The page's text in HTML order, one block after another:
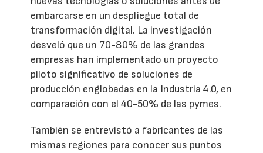
embarcarse en un despliegue total de
transformación digital. La investigación
desveló que un 70-80% de las grandes
empresas han implementado un proyecto
piloto significativo de soluciones de
producción englobadas en la Industria 4.0, en
comparación con el 40-50% de las pymes.
También se entrevistó a fabricantes de las
mismas regiones para conocer sus puntos